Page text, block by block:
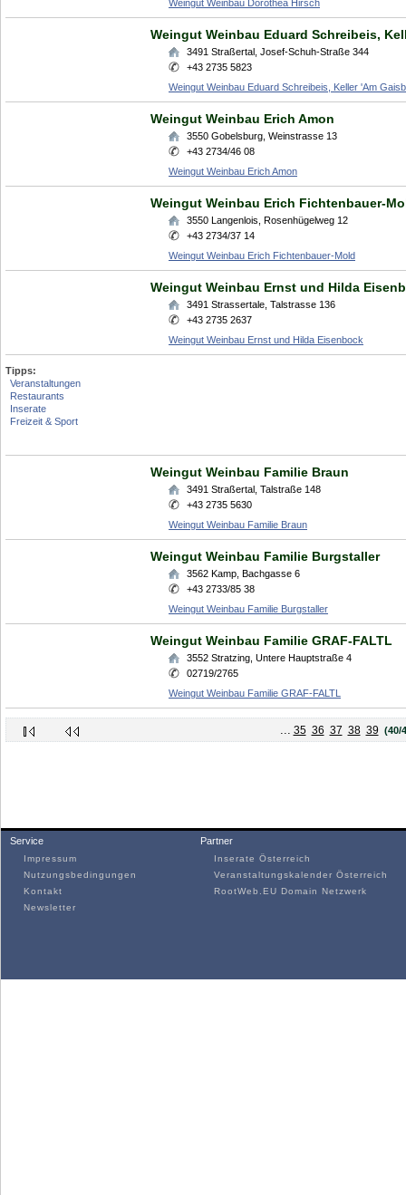
Weingut Weinbau Dorothea Hirsch
Weingut Weinbau Eduard Schreibeis,
3491 Straßertal Josef-Schuh-Straße 344
+43 2735 5823
Weingut Weinbau Eduard Schreibeis, Keller 'Am
Weingut Weinbau Erich Amon
3550 Gobelsburg Weinstrasse 13
+43 2734/46 08
Weingut Weinbau Erich Amon
Weingut Weinbau Erich Fichtenbauer-
3550 Langenlois Rosenhügelweg 12
+43 2734/37 14
Weingut Weinbau Erich Fichtenbauer-Mold
Weingut Weinbau Ernst und Hilda
3491 Strassertale Talstrasse 136
+43 2735 2637
Weingut Weinbau Ernst und Hilda Eisenbock
Tipps:
Veranstaltungen
Restaurants
Inserate
Freizeit & Sport
Weingut Weinbau Familie Braun
3491 Straßertal Talstraße 148
+43 2735 5630
Weingut Weinbau Familie Braun
Weingut Weinbau Familie Burgstaller
3562 Kamp Bachgasse 6
+43 2733/85 38
Weingut Weinbau Familie Burgstaller
Weingut Weinbau Familie GRAF-FALTL
3552 Stratzing Untere Hauptstraße 4
02719/2765
Weingut Weinbau Familie GRAF-FALTL
... 35 36 37 38 39 (40/
Service
Impressum
Nutzungsbedingungen
Kontakt
Newsletter
Partner
Inserate Österreich
Veranstaltungskalender Österreich
RootWeb.EU Domain Netzwerk